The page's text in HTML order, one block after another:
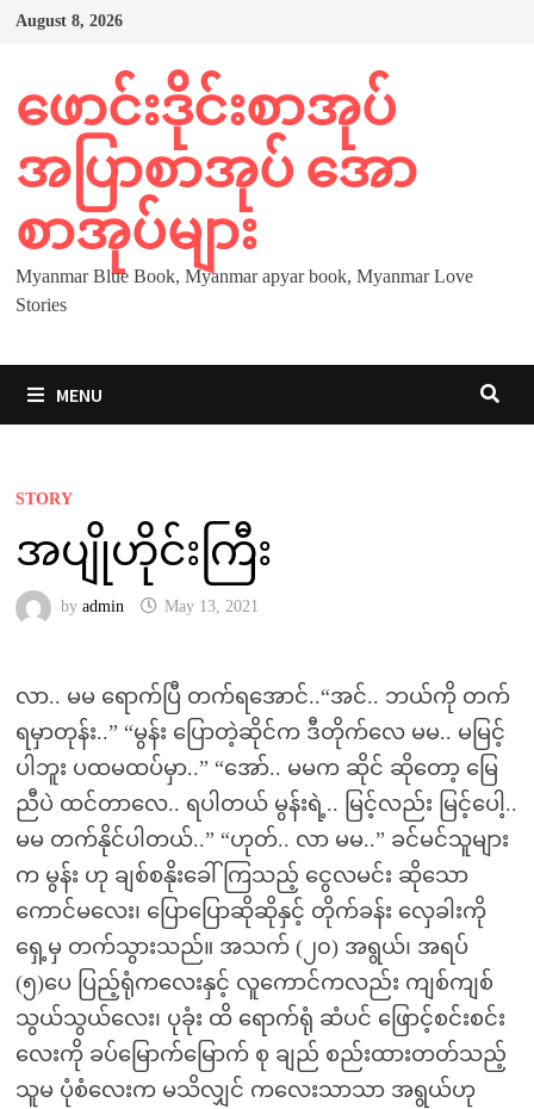
Skip
August 8, 2026
ဖောင်းဒိုင်းစာအုပ်
အပြာစာအုပ် အော
စာအုပ်များ
Myanmar Blue Book, Myanmar apyar book, Myanmar Love
Stories
MENU
STORY
အပျိုဟိုင်းကြီး
by admin May 13, 2021
လာ.. မမ ရောက်ပြီ တက်ရအောင်..“အင်.. ဘယ်ကို တက်
ရမှာတုန်း..” “မွန်း ပြောတဲ့ဆိုင်က ဒီတိုက်လေ မမ.. မမြင့်
ပါဘူး ပထမထပ်မှာ..” “အော်.. မမက ဆိုင် ဆိုတော့ မြေ
ညီပဲ ထင်တာလေ.. ရပါတယ် မွန်းရဲ့.. မြင့်လည်း မြင့်ပေါ့..
မမ တက်နိုင်ပါတယ်..” “ဟုတ်.. လာ မမ..” ခင်မင်သူများ
က မွန်း ဟု ချစ်စနိုးခေါ်ကြသည့် ငွေလမင်း ဆိုသော
ကောင်မလေး၊ ပြောပြောဆိုဆိုနှင့် တိုက်ခန်း လှေခါးကို
ရှေ့မှ တက်သွားသည်။ အသက် (၂၀) အရွယ်၊ အရပ်
(၅)ပေ ပြည့်ရုံကလေးနှင့် လူကောင်ကလည်း ကျစ်ကျစ်
သွယ်သွယ်လေး၊ ပုခုံး ထိ ရောက်ရုံ ဆံပင် ဖြောင့်စင်းစင်း
လေးကို ခပ်မြောက်မြောက် စု ချည် စည်းထားတတ်သည့်
သူမ ပုံစံလေးက မသိလျှင် ကလေးသာသာ အရွယ်ဟု